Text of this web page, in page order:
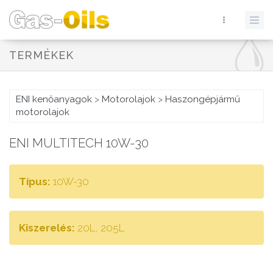
TERMÉKEK
ENI kenőanyagok > Motorolajok > Haszongépjármű
motorolajok
ENI MULTITECH 10W-30
Típus: 10W-30
Kiszerelés: 20L, 205L